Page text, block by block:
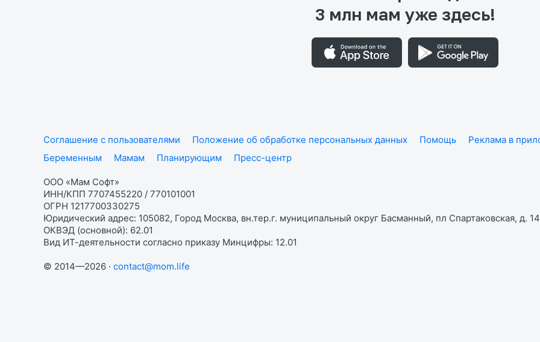
3 млн мам уже здесь!
Соглашение с пользователями Положение об обработке персональных данных Помощь Реклама в
Беременным
Мамам Планирующим Пресс-центр
ООО «Мам Софт»
ИНН/КПП 7707455220 / 770101001
ОГРН 1217700330275
Юридический адрес: 105082, Город Москва, вн.тер.г. муниципальный округ Басманный, пл Спартаковская, д.
ОКВЭД (основной): 62.01
Вид ИТ-деятельности согласно приказу Минцифры: 12.01
© 2014—2026 · contact@mom.life